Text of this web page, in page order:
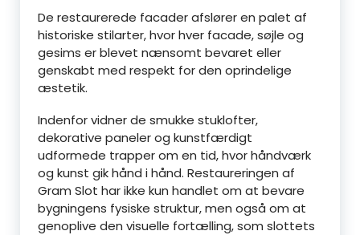
De restaurerede facader afslører en palet af
historiske stilarter, hvor hver facade, søjle og
gesims er blevet nænsomt bevaret eller
genskabt med respekt for den oprindelige
æstetik.
Indenfor vidner de smukke stuklofter,
dekorative paneler og kunstfærdigt
udformede trapper om en tid, hvor håndværk
og kunst gik hånd i hånd. Restaureringen af
Gram Slot har ikke kun handlet om at bevare
bygningens fysiske struktur, men også om at
genoplive den visuelle fortælling, som slottets